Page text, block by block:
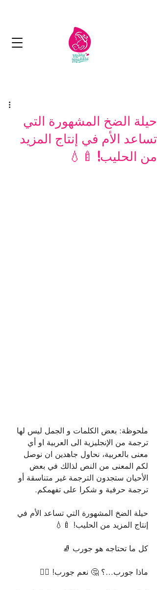
حيلة الضخ المشهورة التي
تساعد الأم في إنتاج المزيد
من الحليب! 🍼💧
ملحوظة: بعض الكلمات و الجمل ليس لها
ترجمة من الإنجليزية الى العربية او أي
معنى بالعربية، نحاول جاهدين ان نوصل
لكم المعنى من النص لذالك في بعض
الأحيان ستجدون الترجمة غير متناسقة أو
ترجمة حرفية و شكرا على تفهمكم.
حيلة الضخ المشهورة التي تساعد الأم في
إنتاج المزيد من الحليب! 🍼💧
كل ما تحتاجه هو جورب 🧦
ماذا جورب…؟ 🤔 نعم جورب! 🙋‍♀️